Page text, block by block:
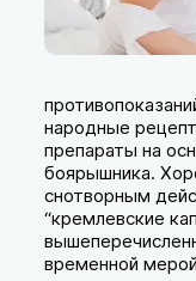
народные
препараты на
боярышника.
снотворным
“кремлевские
временной